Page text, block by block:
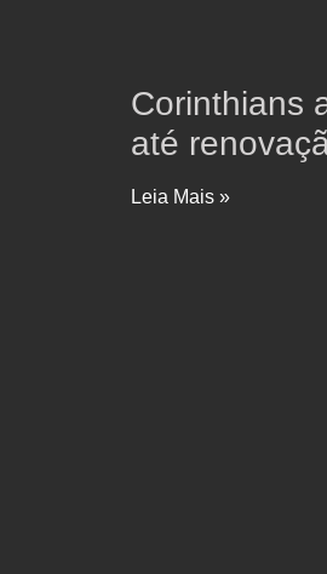
Corinthians
até
Leia Mais »